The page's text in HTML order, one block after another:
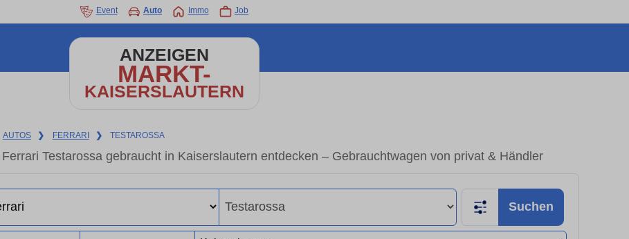
Event Auto Immo Job
ANZEIGEN
MARKT-
KAISERSLAUTERN
AUTOS ❯ FERRARI ❯ TESTAROSSA
Ferrari Testarossa gebraucht in Kaiserslautern entdecken – Gebrauchtwagen von privat & Händler
Suchen